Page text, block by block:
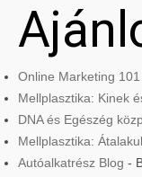
Online Marketing 101
Mellplasztika: Kinek
DNA és Egészég
Mellplasztika:
Autóalkatrész Blog -